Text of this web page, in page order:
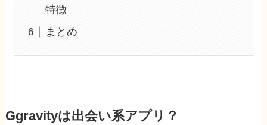
特徴
まとめ
Ggravityは出会い系アプリ？